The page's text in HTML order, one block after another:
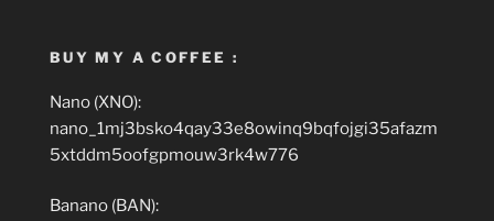
BUY MY A COFFEE :
Nano (XNO):
nano_1mj3bsko4qay33e8owinq9bqfojgi35afazm
5xtddm5oofgpmouw3rk4w776
Banano (BAN):